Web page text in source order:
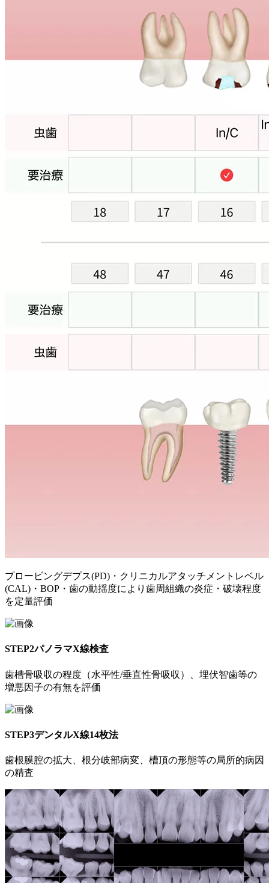
プロービングデプス(PD)・クリニカルアタッチメントレベル
(CAL)・BOP・歯の動揺度により歯周組織の炎症・破壊程度
を定量評価
STEP2パノラマX線検査
歯槽骨吸収の程度（水平性/垂直性骨吸収）、埋伏智歯等の
増悪因子の有無を評価
STEP3デンタルX線14枚法
歯根膜腔の拡大、根分岐部病変、槽頂の形態等の局所的病因
の精査